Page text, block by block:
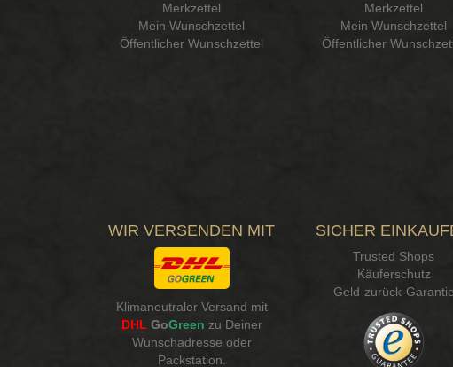
Merkzettel
Mein Wunschzettel
Öffentlicher Wunschzettel
Merkzettel
Mein Wunschzettel
Öffentlicher
WIR VERSENDEN MIT
Klimaneutraler Versand mit
DHL GoGreen zu Deiner
Wunschadresse oder
Packstation
SICHER
Trusted Shops
Käuferschutz
Geld-zurück-Garantie